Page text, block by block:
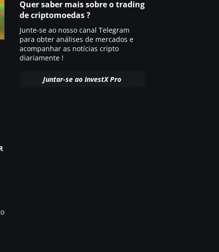
Quer saber mais sobre o trading
de criptomoedas ?
Junte-se ao nosso canal Telegram
para obter análises de mercados e
acompanhar as notícias cripto
diariamente !
Juntar-se ao InvestX Pro